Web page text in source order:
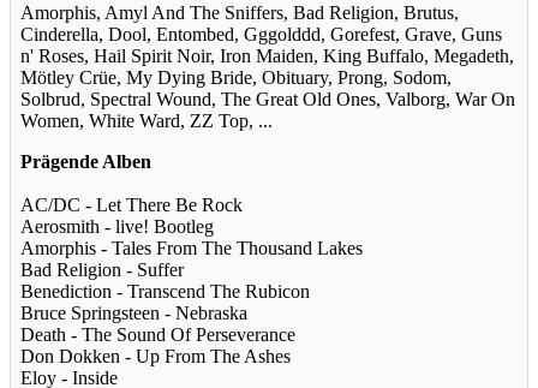
Amorphis, Amyl And The Sniffers, Bad Religion, Brutus,
Cinderella, Dool, Entombed, Gggolddd, Gorefest, Grave, Guns
n' Roses, Hail Spirit Noir, Iron Maiden, King Buffalo, Megadeth,
Mötley Crüe, My Dying Bride, Obituary, Prong, Sodom,
Solbrud, Spectral Wound, The Great Old Ones, Valborg, War On
Women, White Ward, ZZ Top, ...
Prägende Alben
AC/DC - Let There Be Rock
Aerosmith - live! Bootleg
Amorphis - Tales From The Thousand Lakes
Bad Religion - Suffer
Benediction - Transcend The Rubicon
Bruce Springsteen - Nebraska
Death - The Sound Of Perseverance
Don Dokken - Up From The Ashes
Eloy - Inside